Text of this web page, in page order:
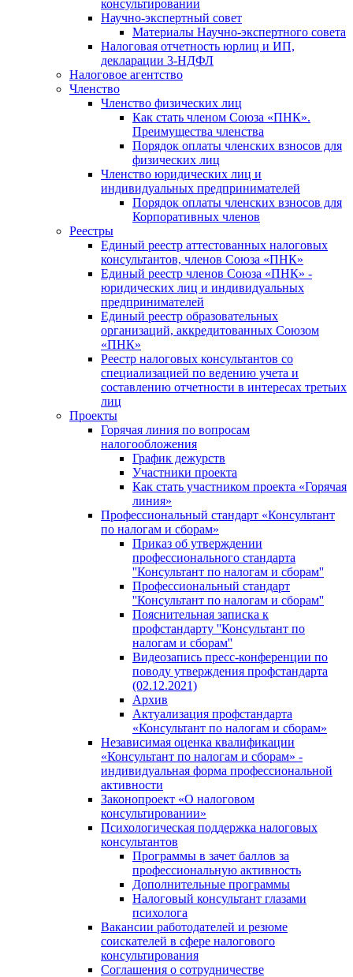
консультировании
Научно-экспертный совет
Материалы Научно-экспертного совета
Налоговая отчетность юрлиц и ИП,
декларации 3-НДФЛ
Налоговое агентство
Членство
Членство физических лиц
Как стать членом Союза «ПНК».
Преимущества членства
Порядок оплаты членских взносов для
физических лиц
Членство юридических лиц и
индивидуальных предпринимателей
Порядок оплаты членских взносов для
Корпоративных членов
Реестры
Единый реестр аттестованных налоговых
консультантов, членов Союза «ПНК»
Единый реестр членов Союза «ПНК» -
юридических лиц и индивидуальных
предпринимателей
Единый реестр образовательных
организаций, аккредитованных Союзом
«ПНК»
Реестр налоговых консультантов со
специализацией по ведению учета и
составлению отчетности в интересах третьих
лиц
Проекты
Горячая линия по вопросам
налогообложения
График дежурств
Участники проекта
Как стать участником проекта «Горячая
линия»
Профессиональный стандарт «Консультант
по налогам и сборам»
Приказ об утверждении
профессионального стандарта
''Консультант по налогам и сборам''
Профессиональный стандарт
''Консультант по налогам и сборам''
Пояснительная записка к
профстандарту ''Консультант по
налогам и сборам''
Видеозапись пресс-конференции по
поводу утверждения профстандарта
(02.12.2021)
Архив
Актуализация профстандарта
«Консультант по налогам и сборам»
Независимая оценка квалификации
«Консультант по налогам и сборам» -
индивидуальная форма профессиональной
активности
Законопроект «О налоговом
консультировании»
Психологическая поддержка налоговых
консультантов
Программы в зачет баллов за
профессиональную активность
Дополнительные программы
Налоговый консультант глазами
психолога
Вакансии работодателей и резюме
соискателей в сфере налогового
консультирования
Соглашения о сотрудничестве